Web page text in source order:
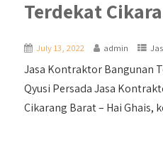
Terdekat
July 13, 2022 admin
Jasa Kontraktor Bangunan
Qyusi Persada Jasa
Cikarang Barat – Hai Ghais,